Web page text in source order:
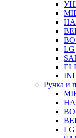
LG
Ручка и
LG